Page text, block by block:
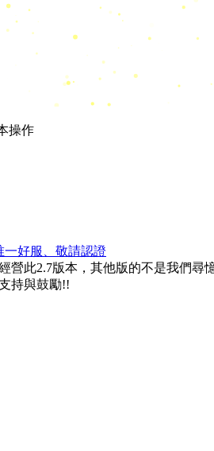
操作
好服、敬請認證
營此2.7版本，其他版的不是我們尋
持與鼓勵!!